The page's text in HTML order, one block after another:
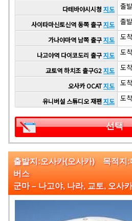
다테바야시시청 지도 출
사이타마신토신역 동쪽 출구지도 출
가나야마역 남쪽 출구지도 도
나고야역 다이코도리 출구지도 도
교토역 하치조 출구G2지도 도
오사카 OCAT지도 도
유니버설 스튜디오 재팬지도 도
선택
출발지:오사카(오사카) 목적지
버스
군마 – 나고야, 나라, 교토, 오사카